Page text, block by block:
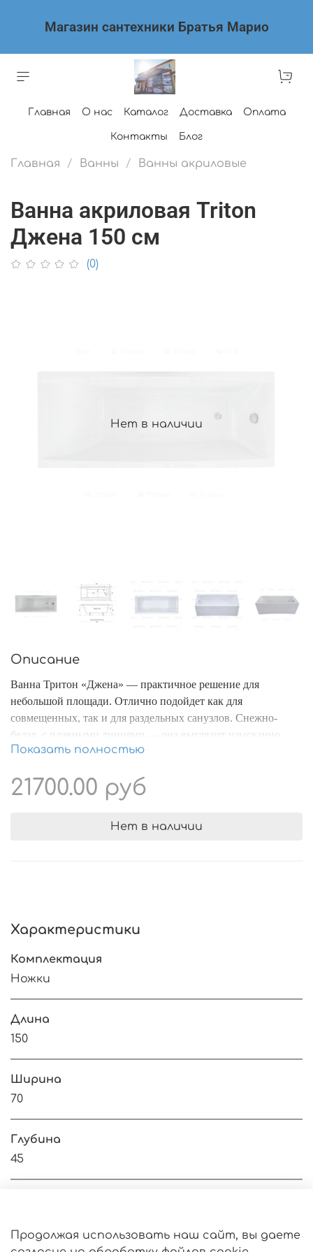
Магазин сантехники Братья Марио
Главная О нас Каталог Доставка Оплата
Контакты Блог
Главная Ванны Ванны акриловые
Ванна акриловая Triton
Джена 150 см
(0)
Нет в наличии
Описание
Ванна Тритон «Джена» — практичное решение для
небольшой площади. Отлично подойдет как для
совмещенных, так и для раздельных санузлов. Снежно-
белая, с плавными линиями — она выглядит изысканно,
подходит для любых интерьеров, прекрасно смотрится.
При всем этом не требует особенного ухода, легко моется.
Благодаря тому, что немного весит, проста в монтаже и
дополнительно приобрести шторку на борт Тритон,
Показать полностью
21700.00 руб
Нет в наличии
Характеристики
Комплектация
Ножки
Длина
150
Ширина
70
Глубина
45
Оферта
Продолжая использовать наш сайт, вы даете